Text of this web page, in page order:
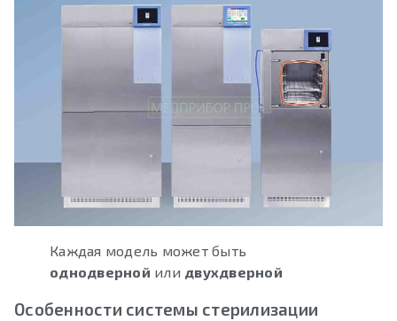
Каждая модель может быть
однодверной или двухдверной
Особенности системы стерилизации